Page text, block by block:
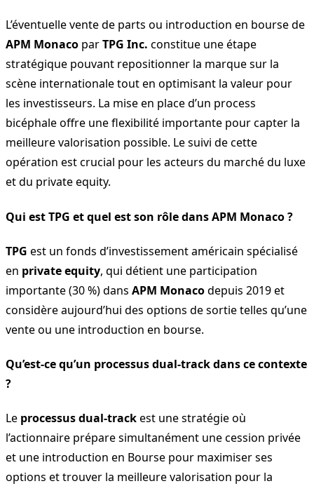
L’éventuelle vente de parts ou introduction en bourse de
APM Monaco parTPG Inc. constitue une étape
stratégique pouvant repositionner la marque sur la
scène internationale tout en optimisant la valeur pour
les investisseurs. La mise en place d’un process
bicéphale offre une flexibilité importante pour capter la
meilleure valorisation possible. Le suivi de cette
opération est crucial pour les acteurs du marché du luxe
et du private equity.
Qui est TPG et quel est son rôle dans APM Monaco ?
TPG est un fonds d’investissement américain spécialisé
en private equity, qui détient une participation
importante (30 %) dans APM Monacodepuis 2019 et
considère aujourd’hui des options de sortie telles qu’une
vente ou une introduction en bourse.
Qu’est-ce qu’un processus dual-track dans ce contexte
?
Le processus dual-trackest une stratégie où
l’actionnaire prépare simultanément une cession privée
et une introduction en Bourse pour maximiser ses
options et trouver la meilleure valorisation pour la